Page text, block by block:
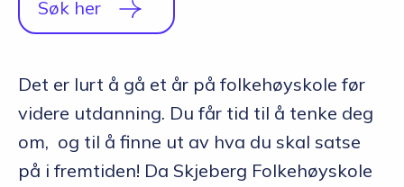
Søk her
Det er lurt å gå et år på folkehøyskole før
videre utdanning. Du får tid til å tenke deg
om, og til å finne ut av hva du skal satse
på i fremtiden! Da Skjeberg Folkehøyskole